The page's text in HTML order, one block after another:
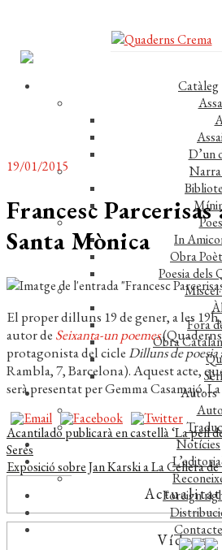
Catàleg
D’un
In
Obra
Poesia dels
Fora
Obra
Autors
Notícies
Foreign
Contacte
19/01/2015
Francesc Parcerisas
Santa Mònica
El proper dilluns 19 de gener, a les 19h,
autor de Seixanta-un poemes
protagonista del cicleDilluns de poesia
Rambla, 7, Barcelona). Aquest acte,
serà presentat per Gemma Casamajó.
Navegació
d'entrades
Entrada
anterior:
Acantilado publicarà en castellà ‘La pell
Serés
Pròxima
Exposició sobre Jan Karski a La Cellera
Actualitat
Vídeos